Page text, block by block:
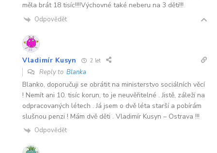
měla brát 18 tisíc!!!!Výchovné také neberu na 3 děti!!!
Odpovědět
Vladimír Kusyn 2 let
Reply to Blanka
Blanko, doporučuji se obrátit na ministerstvo sociálních věcí
! Nemít ani 10. tisíc korun, to je neuvěřitelné . Jistě, záleží na
odpracovaných létech . Já jsem o dvě léta starší a pobírám
slušnou penzi ! Mám dvě děti . Vladimír Kusyn – Ostrava !!!
Odpovědět